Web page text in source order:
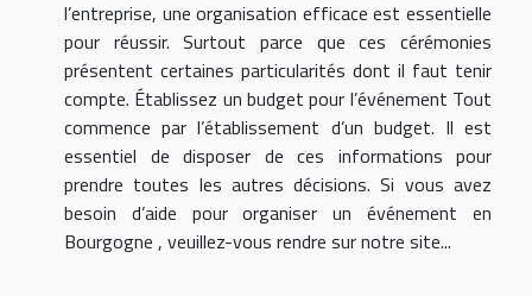
l’entreprise, une organisation efficace est essentielle
pour réussir. Surtout parce que ces cérémonies
présentent certaines particularités dont il faut tenir
compte. Établissez un budget pour l’événement Tout
commence par l’établissement d’un budget. Il est
essentiel de disposer de ces informations pour
prendre toutes les autres décisions. Si vous avez
besoin d’aide pour organiser un événement en
Bourgogne , veuillez-vous rendre sur notre site...